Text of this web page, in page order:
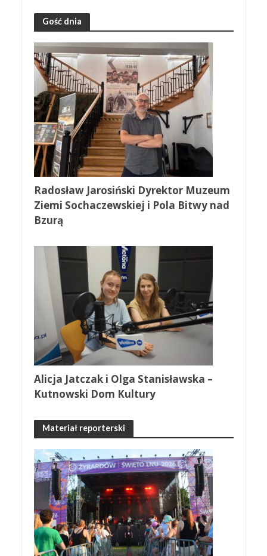
Gość dnia
Radosław Jarosiński Dyrektor Muzeum
Ziemi Sochaczewskiej i Pola Bitwy nad
Bzurą
Alicja Jatczak i Olga Stanisławska –
Kutnowski Dom Kultury
Materiał reporterski